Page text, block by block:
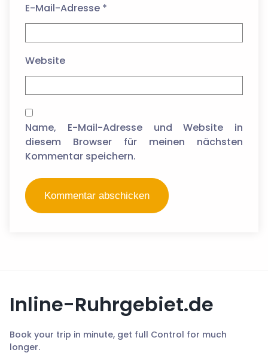
E-Mail-Adresse *
Website
Name, E-Mail-Adresse und Website in
diesem Browser für meinen nächsten
Kommentar speichern.
Inline-Ruhrgebiet.de
Book your trip in minute, get full Control for much
longer.